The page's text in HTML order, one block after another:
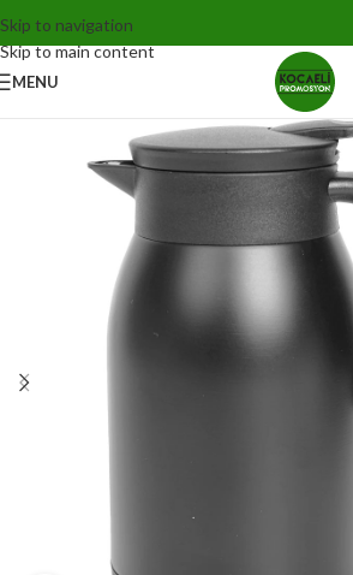
Skip to navigation
Skip to main content
MENU